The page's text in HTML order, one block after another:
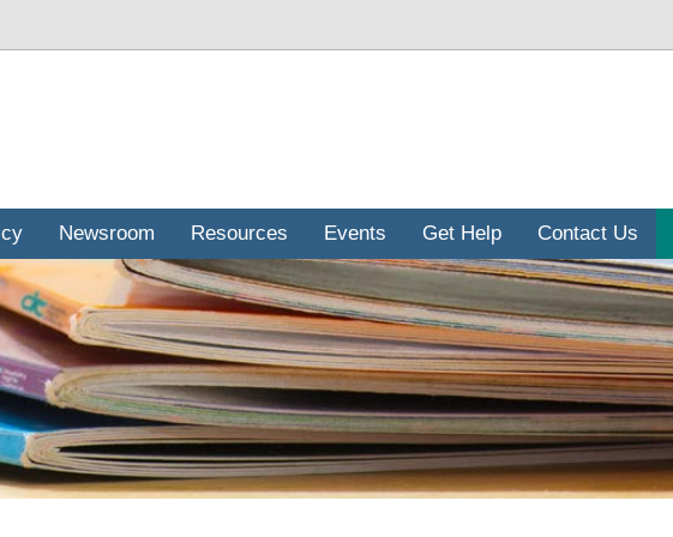
Newsroom Resources Events Get Help Contact Us